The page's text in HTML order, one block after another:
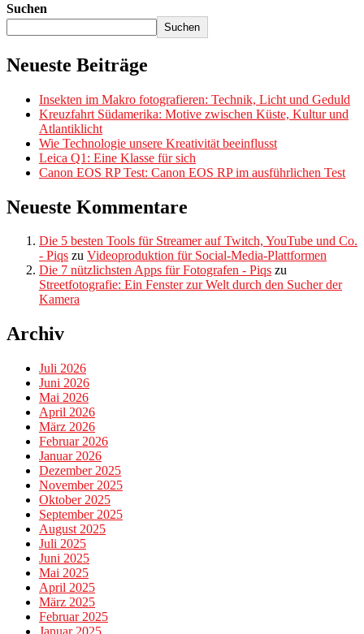
Suchen
Suchen
Neueste Beiträge
Insekten im Makro fotografieren: Technik, Licht und Geduld
Kreuzfahrt Südamerika: Motive zwischen Küste, Kultur und
Atlantiklicht
Wie Technologie unsere Kreativität beeinflusst
Leica Q1: Eine Klasse für sich
Canon EOS RP Test: Canon EOS RP im ausführlichen Test
Neueste Kommentare
Die 5 besten Tools für Streamer auf Twitch, YouTube und Co.
- Piqs zu Videoproduktion für Social-Media-Plattformen
Die 7 nützlichsten Apps für Fotografen - Piqs zu
Streetfotografie: Ein Fenster zur Welt durch den Sucher der
Kamera
Archiv
Juli 2026
Juni 2026
Mai 2026
April 2026
März 2026
Februar 2026
Januar 2026
Dezember 2025
November 2025
Oktober 2025
September 2025
August 2025
Juli 2025
Juni 2025
Mai 2025
April 2025
März 2025
Februar 2025